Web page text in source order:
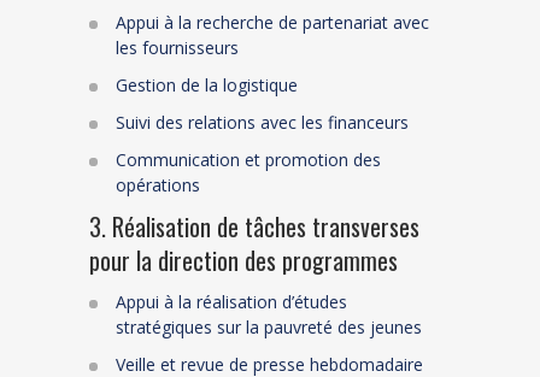
Appui à la recherche de partenariat avec
les fournisseurs
Gestion de la logistique
Suivi des relations avec les financeurs
Communication et promotion des
opérations
3. Réalisation de tâches transverses
pour la direction des programmes
Appui à la réalisation d’études
stratégiques sur la pauvreté des jeunes
Veille et revue de presse hebdomadaire